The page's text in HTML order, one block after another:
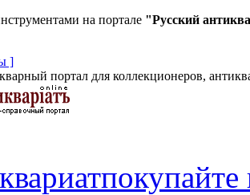
на портале "Русский
]
портал для коллекционеров,
покупайте